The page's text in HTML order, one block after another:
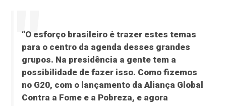
“O esforço brasileiro é trazer estes temas
para o centro da agenda desses grandes
grupos. Na presidência a gente tem a
possibilidade de fazer isso. Como fizemos
no G20, com o lançamento da Aliança Global
Contra a Fome e a Pobreza, e agora